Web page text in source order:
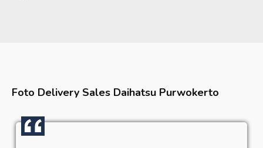
Foto Delivery Sales Daihatsu Purwokerto